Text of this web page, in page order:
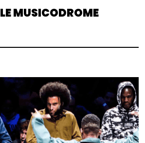
LE MUSICODROME